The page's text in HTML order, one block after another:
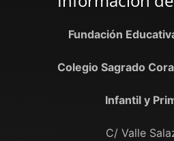
Fundación
Colegio Sagrado
Infantil y
C/ Valle